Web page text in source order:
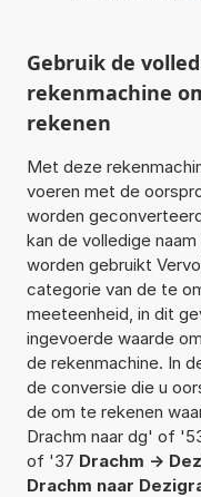
Gebruik de
rekenmachine
rekenen
Met deze
voeren met de
worden
kan de volledige
worden gebruikt
categorie van de te
meeteenheid, in dit
ingevoerde waarde
de rekenmachine. In
de conversie die u
de om te rekenen
Drachm naar dg' of
of '37 Drachm ->
Drachm naar